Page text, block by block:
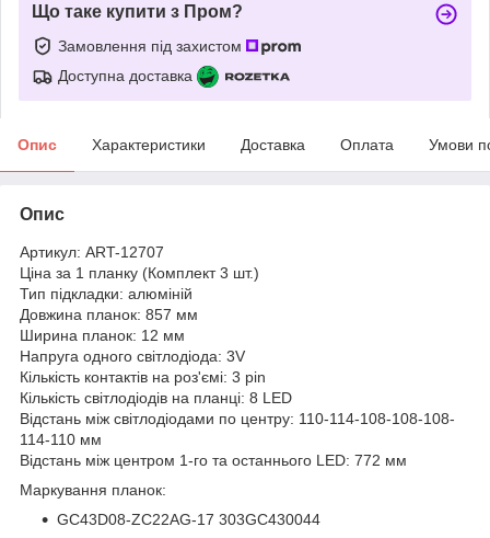
Що таке купити з Пром?
Замовлення під захистом
Доступна доставка
Опис Характеристики Доставка Оплата Умови
Опис
Артикул: ART-12707
Ціна за 1 планку (Комплект 3 шт.)
Тип підкладки: алюміній
Довжина планок: 857 мм
Ширина планок: 12 мм
Напруга одного світлодіода: 3V
Кількість контактів на роз'ємі: 3 pin
Кількість світлодіодів на планці: 8 LED
Відстань між світлодіодами по центру: 110-114-108-108-108-
114-110 мм
Відстань між центром 1-го та останнього LED: 772 мм
Маркування планок:
GC43D08-ZC22AG-17 303GC430044